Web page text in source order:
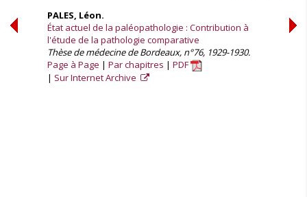
PALES, Léon.
État actuel de la paléopathologie : Contribution à
l'étude de la pathologie comparative
Thèse de médecine de Bordeaux, n°76, 1929-1930.
Page à Page
Par chapitres
PDF
Sur Internet Archive